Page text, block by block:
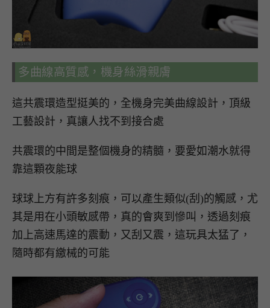
多曲線高質感，機身絲滑親膚
這共震環造型挺美的，全機身完美曲線設計，頂級
工藝設計，真讓人找不到接合處
共震環的中間是整個機身的精髓，要愛如潮水就得
靠這顆夜能球
球球上方有許多刻痕，可以產生類似(刮)的觸感，尤
其是用在小頭敏感帶，真的會爽到慘叫，透過刻痕
加上高速馬達的震動，又刮又震，這玩具太猛了，
隨時都有繳械的可能